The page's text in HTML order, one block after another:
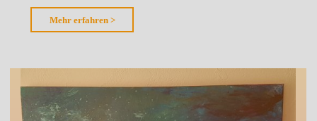
Mehr erfahren >